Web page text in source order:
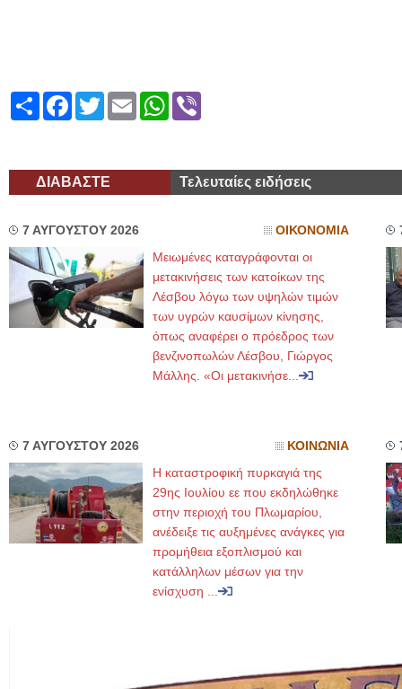
ShareFacebook
TwitterEmailWhatsApp
ΔΙΑΒΑΣΤΕ Τελευταίες ειδήσεις
7 ΑΥΓΟΥΣΤΟΥ 2026 ΟΙΚΟΝΟΜΙΑ
Μειωμένες καταγράφονται οι
μετακινήσεις των κατοίκων της
Λέσβου λόγω των υψηλών τιμών
των υγρών καυσίμων κίνησης,
όπως αναφέρει ο πρόεδρος των
βενζινοπωλών Λέσβου, Γιώργος
Μάλλης. «Οι μετακινήσε...
7 ΑΥΓΟΥΣΤΟΥ 2026 ΚΟΙΝΩΝΙΑ
Η καταστροφική πυρκαγιά της
29ης Ιουλίου εε που εκδηλώθηκε
στην περιοχή του Πλωμαρίου,
ανέδειξε τις αυξημένες ανάγκες για
προμήθεια εξοπλισμού και
κατάλληλων μέσων για την
ενίσχυση ...